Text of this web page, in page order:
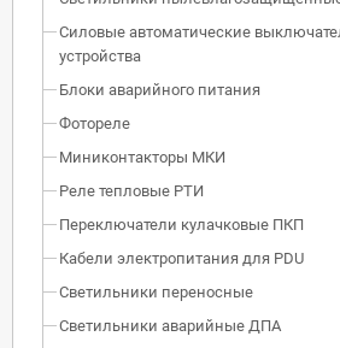
Силовые автоматические
устройства
Блоки аварийного питания
Фотореле
Миниконтакторы МКИ
Реле тепловые РТИ
Переключатели кулачковые ПКП
Кабели электропитания для PDU
Светильники переносные
Светильники аварийные ДПА